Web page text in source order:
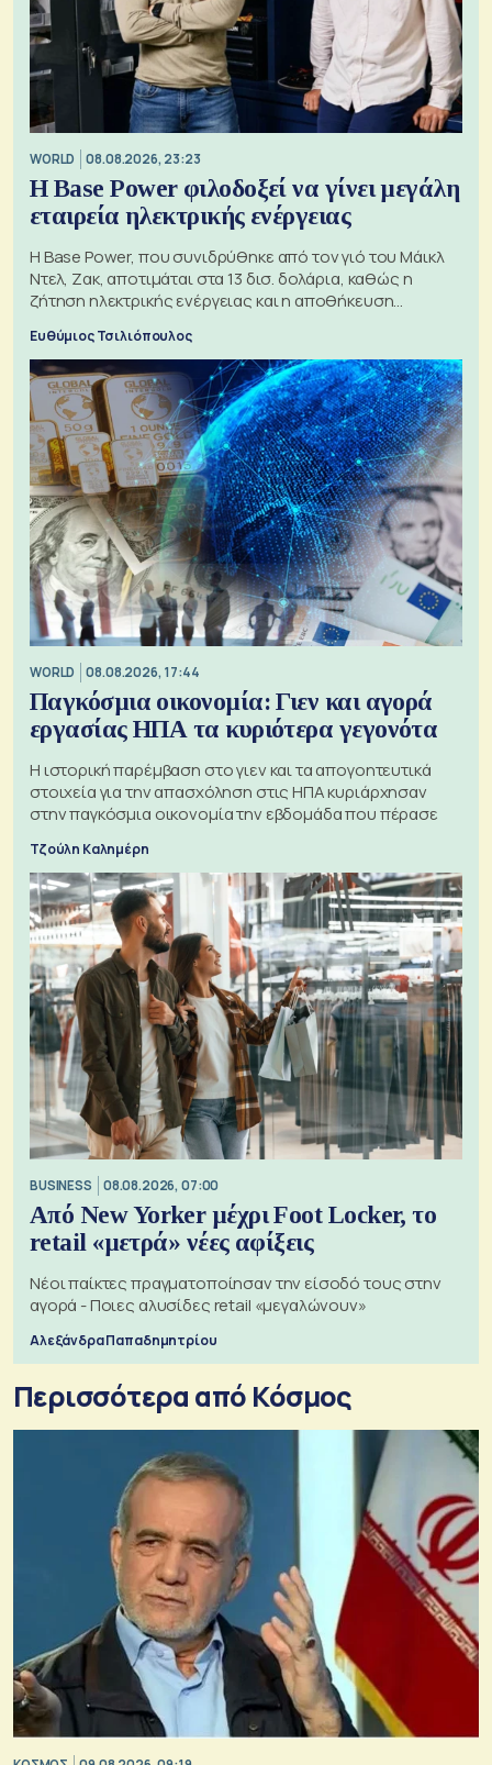
WORLD 08.08.2026, 23:23
Η Base Power φιλοδοξεί να γίνει μεγάλη
εταιρεία ηλεκτρικής ενέργειας
Η Base Power, που συνιδρύθηκε από τον γιό του Μάικλ
Ντελ, Ζακ, αποτιμάται στα 13 δισ. δολάρια, καθώς η
ζήτηση ηλεκτρικής ενέργειας και η αποθήκευση
Ευθύμιος Τσιλιόπουλος
WORLD 08.08.2026, 17:44
Παγκόσμια οικονομία: Γιεν και αγορά
εργασίας ΗΠΑ τα κυριότερα γεγονότα
Η ιστορική παρέμβαση στο γιεν και τα απογοητευτικά
στοιχεία για την απασχόληση στις ΗΠΑ κυριάρχησαν
στην παγκόσμια οικονομία την εβδομάδα που πέρασε
Τζούλη Καλημέρη
BUSINESS 08.08.2026, 07:00
Από New Yorker μέχρι Foot Locker, το
retail «μετρά» νέες αφίξεις
Νέοι παίκτες πραγματοποίησαν την είσοδό τους στην
αγορά - Ποιες αλυσίδες retail «μεγαλώνουν»
Αλεξάνδρα Παπαδημητρίου
Περισσότερα από Κόσμος